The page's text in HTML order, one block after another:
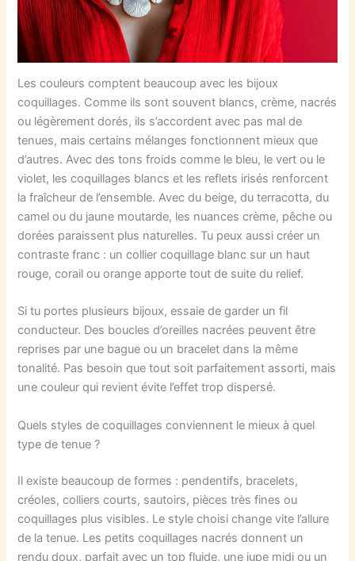
Les couleurs comptent beaucoup avec les bijoux
coquillages. Comme ils sont souvent blancs, crème, nacrés
ou légèrement dorés, ils s’accordent avec pas mal de
tenues, mais certains mélanges fonctionnent mieux que
d’autres. Avec des tons froids comme le bleu, le vert ou le
violet, les coquillages blancs et les reflets irisés renforcent
la fraîcheur de l’ensemble. Avec du beige, du terracotta, du
camel ou du jaune moutarde, les nuances crème, pêche ou
dorées paraissent plus naturelles. Tu peux aussi créer un
contraste franc : un collier coquillage blanc sur un haut
rouge, corail ou orange apporte tout de suite du relief.
Si tu portes plusieurs bijoux, essaie de garder un fil
conducteur. Des boucles d’oreilles nacrées peuvent être
reprises par une bague ou un bracelet dans la même
tonalité. Pas besoin que tout soit parfaitement assorti, mais
une couleur qui revient évite l’effet trop dispersé.
Quels styles de coquillages conviennent le mieux à quel
type de tenue ?
Il existe beaucoup de formes : pendentifs, bracelets,
créoles, colliers courts, sautoirs, pièces très fines ou
coquillages plus visibles. Le style choisi change vite l’allure
de la tenue. Les petits coquillages nacrés donnent un
rendu doux, parfait avec un top fluide, une jupe midi ou un